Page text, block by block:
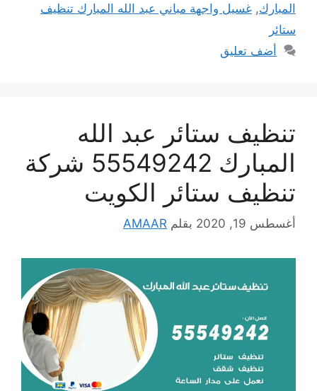
المبارك, غسيل واجهة مباني عبد الله المبارك تنظيف
ستائر
أضف تعليق
تنظيف ستائر عبد الله
المبارك 55549242 شركة
تنظيف ستائر الكويت
أغسطس 19, 2020 بقلم AMAAR